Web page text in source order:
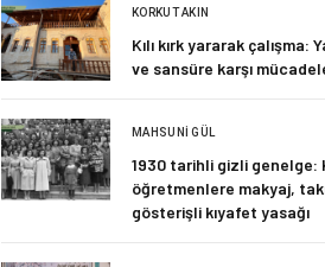
KORKUT AKIN
Kılı kırk yararak çalışma:
ve sansüre karşı
MAHSUNI GÜL
1930 tarihli gizli genelge:
öğretmenlere makyaj,
gösterişli kıyafet yasağı